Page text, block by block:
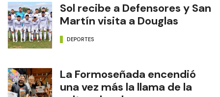
Sol recibe a Defensores y San
Martín visita a Douglas
DEPORTES
La Formoseñada encendió
una vez más la llama de la